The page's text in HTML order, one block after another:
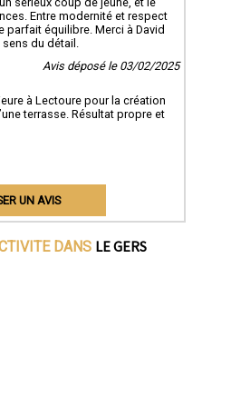
Entre modernité et respect
parfait équilibre. Merci à David
du détail.
Avis déposé le 03/02/2025
à Lectoure pour la création
terrasse. Résultat propre et
UN AVIS
DANS LE GERS